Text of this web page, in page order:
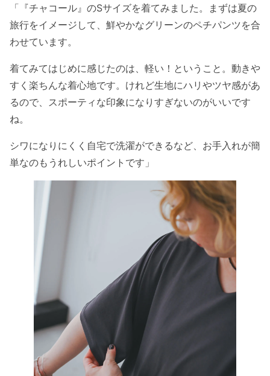
「『チャコール』のSサイズを着てみました。まずは夏の
旅行をイメージして、鮮やかなグリーンのペチパンツを合
わせています。
着てみてはじめに感じたのは、軽い！ということ。動きや
すく楽ちんな着心地です。けれど生地にハリやツヤ感があ
るので、スポーティな印象になりすぎないのがいいです
ね。
シワになりにくく自宅で洗濯ができるなど、お手入れが簡
単なのもうれしいポイントです」